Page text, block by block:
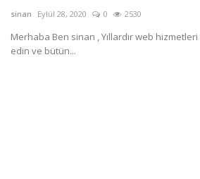
Programlar
Sinema
Youtube
sinan Eylül 28, 2020 0 2530
Merhaba Ben sinan , Yıllardır web
edin ve bütün...